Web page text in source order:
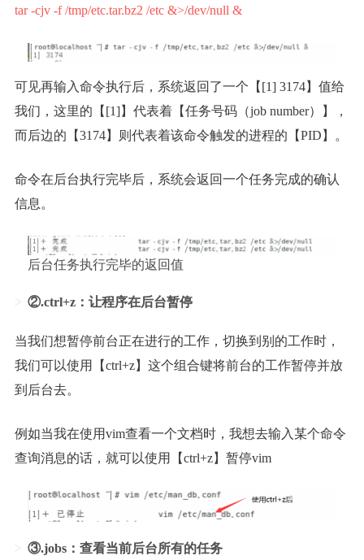
tar -cjv -f /tmp/etc.tar.bz2 /etc &>/dev/null &
可见再输入命令执行后，系统返回了一个【[1] 3174】值给
我们，这里的【[1]】代表着【任务号码（job number）】，
而后边的【3174】则代表着该命令触发的进程的【PID】。
命令在后台执行完毕后，系统会返回一个任务完成的确认
信息。
后台任务执行完毕的返回值
②.ctrl+z：让程序在后台暂停
当我们想暂停前台正在进行的工作，切换到别的工作时，
我们可以使用【ctrl+z】这个组合键将前台的工作暂停并放
到后台去。
例如当我在使用vim查看一个文档时，我想去输入某个命令
查询消息的话，就可以使用【ctrl+z】暂停vim
③.jobs：查看当前后台所有的任务